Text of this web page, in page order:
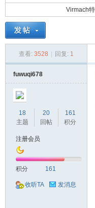
›
Virmach
查看: 3528 回复: 1
fuwuqi678
18
主题
20
回帖
161
积分
注册会员
积分 161
收听TA 发消息